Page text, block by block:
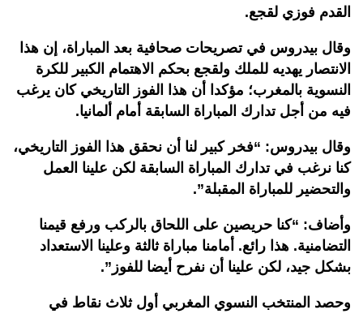
القدم فوزي لقجع.
وقال بيدروس في تصريحات صحافية بعد المباراة، إن هذا
الانتصار يهديه للملك ولقجع بحكم الاهتمام الكبير للكرة
النسوية بالمغرب؛ مؤكدا أن هذا الفوز التاريخي كان يرغب
فيه من أجل تدارك المباراة السابقة أمام ألمانيا.
وقال بيدروس: “فخر كبير لنا أن نحقق هذا الفوز التاريخي،
كنا نرغب في تدارك المباراة السابقة لكن علينا العمل
والتحضير للمباراة المقبلة”.
وأضاف: “كنا حريصين على اللحاق بالركب ورفع قيمنا
التضامنية. هذا رائع. أمامنا مباراة ثالثة وعلينا الاستعداد
بشكل جيد، لكن علينا أن نفرح أيضا للفوز”.
وحصد المنتخب النسوي المغربي أول ثلاث نقاط في